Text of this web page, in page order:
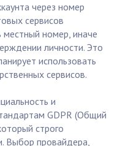
через номер
сервисов
местный номер, иначе
личности. Это
использовать
сервисов.
и
GDPR (Общий
строго
Выбор провайдера,